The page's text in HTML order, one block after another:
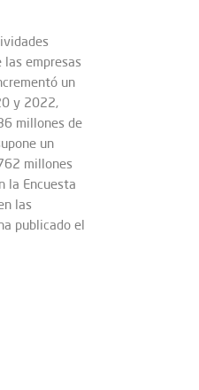
las empresas
un
y 2022,
millones de
un
millones
la Encuesta
las
publicado el